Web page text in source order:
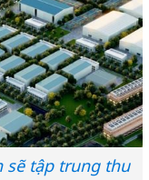
sẽ tập trung thu